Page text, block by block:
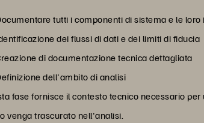
tutti i componenti di sistema e le loro
dei flussi di dati e dei limiti di fiducia
di documentazione tecnica dettagliata
dell'ambito di analisi
fase fornisce il contesto tecnico necessario
venga trascurato nell'analisi.